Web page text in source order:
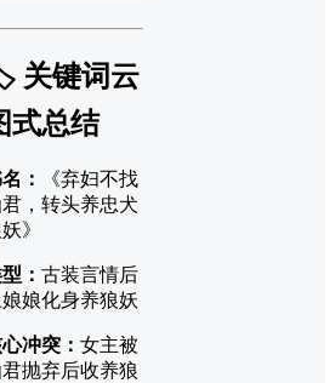
关键词云
式总结
：
《弃妇不找
，转头养忠犬
》
： 古装言情后
娘化身养狼妖
冲突： 女主被
抛弃后收养狼